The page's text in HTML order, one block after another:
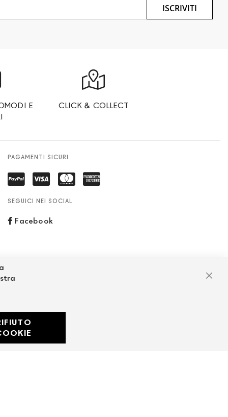
ISCRIVITI
E
CLICK & COLLECT
PAGAMENTI SICURI
SEGUICI NEI SOCIAL
Facebook